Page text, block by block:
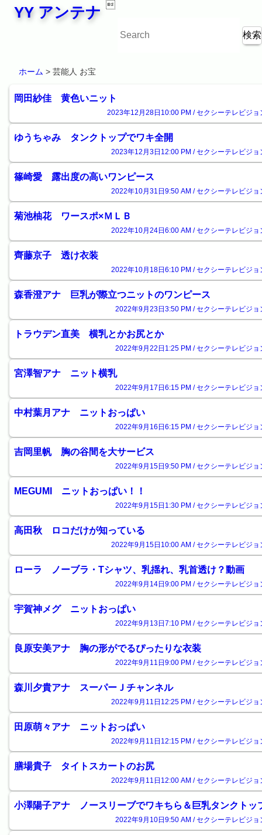

YY アンテナ
ホーム > 芸能人 お宝
岡田紗佳 黄色いニット
2023年12月28日10:00 PM / セクシーテレビジョ
ゆうちゃみ タンクトップでワキ全開
2023年12月3日12:00 PM / セクシーテレビジョ
篠崎愛 露出度の高いワンピース
2022年10月31日9:50 AM / セクシーテレビジョ
菊池柚花 ワースポ×ＭＬＢ
2022年10月24日6:00 AM / セクシーテレビジョ
齊藤京子 透け衣装
2022年10月18日6:10 PM / セクシーテレビジョ
森香澄アナ 巨乳が際立つニットのワンピース
2022年9月23日3:50 PM / セクシーテレビジョ
トラウデン直美 横乳とかお尻とか
2022年9月22日1:25 PM / セクシーテレビジョ
宮澤智アナ ニット横乳
2022年9月17日6:15 PM / セクシーテレビジョ
中村葉月アナ ニットおっぱい
2022年9月16日6:15 PM / セクシーテレビジョ
吉岡里帆 胸の谷間を大サービス
2022年9月15日9:50 PM / セクシーテレビジョ
MEGUMI ニットおっぱい！！
2022年9月15日1:30 PM / セクシーテレビジョ
高田秋 ロコだけが知っている
2022年9月15日10:00 AM / セクシーテレビジョ
ローラ ノーブラ・Tシャツ、乳揺れ、乳首透け？動画
2022年9月14日9:00 PM / セクシーテレビジョ
宇賀神メグ ニットおっぱい
2022年9月13日7:10 PM / セクシーテレビジョ
良原安美アナ 胸の形がでるぴったりな衣装
2022年9月11日9:00 PM / セクシーテレビジョ
森川夕貴アナ スーパーＪチャンネル
2022年9月11日12:25 PM / セクシーテレビジョ
田原萌々アナ ニットおっぱい
2022年9月11日12:15 PM / セクシーテレビジョ
膳場貴子 タイトスカートのお尻
2022年9月11日12:00 AM / セクシーテレビジョ
小澤陽子アナ ノースリーブでワキちら＆巨乳タンクトッ
2022年9月10日9:50 AM / セクシーテレビジョ